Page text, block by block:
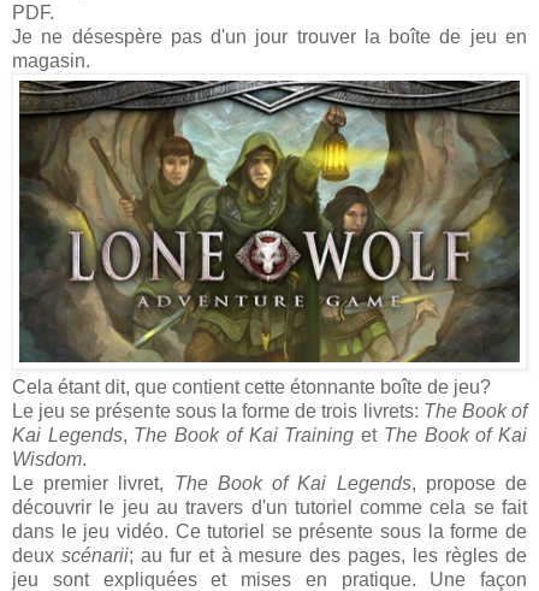
PDF.
Je ne désespère pas d'un jour trouver la boîte de jeu en
magasin.
Cela étant dit, que contient cette étonnante boîte de jeu?
Le jeu se présente sous la forme de trois livrets: The Book of
Kai Legends, The Book of Kai Training et The Book of Kai
Wisdom.
Le premier livret, The Book of Kai Legends, propose de
découvrir le jeu au travers d'un tutoriel comme cela se fait
dans le jeu vidéo. Ce tutoriel se présente sous la forme de
deux scénarii; au fur et à mesure des pages, les règles de
jeu sont expliquées et mises en pratique. Une façon